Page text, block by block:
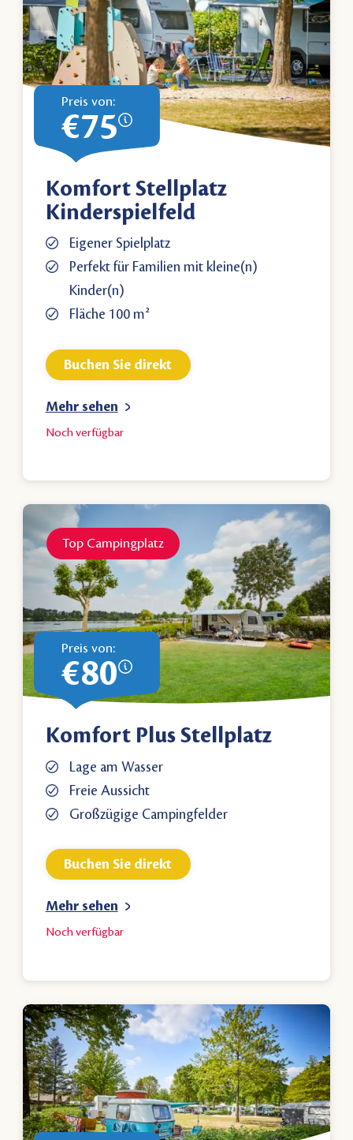
Preis von:
€75
Komfort Stellplatz
Kinderspielfeld
Eigener Spielplatz
Perfekt für Familien mit kleine(n)
Kinder(n)
Fläche 100 m²
Nochverfügbar
Mehr sehen
Buchen Sie direkt
Top Campingplatz
Preis von:
€80
Komfort Plus Stellplatz
Lage am Wasser
Freie Aussicht
Großzügige Campingfelder
Nochverfügbar
Mehr sehen
Buchen Sie direkt